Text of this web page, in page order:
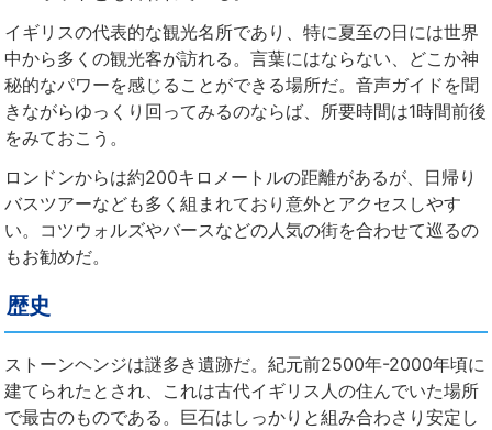
イギリスの代表的な観光名所であり、特に夏至の日には世界
中から多くの観光客が訪れる。言葉にはならない、どこか神
秘的なパワーを感じることができる場所だ。音声ガイドを聞
きながらゆっくり回ってみるのならば、所要時間は1時間前後
をみておこう。
ロンドンからは約200キロメートルの距離があるが、日帰り
バスツアーなども多く組まれており意外とアクセスしやす
い。コツウォルズやバースなどの人気の街を合わせて巡るの
もお勧めだ。
歴史
ストーンヘンジは謎多き遺跡だ。紀元前2500年-2000年頃に
建てられたとされ、これは古代イギリス人の住んでいた場所
で最古のものである。巨石はしっかりと組み合わさり安定し